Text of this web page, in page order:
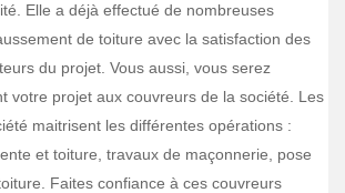
Elle a déjà effectué de nombreuses
de toiture avec la satisfaction des
du projet. Vous aussi, vous serez
votre projet aux couvreurs de la société. Les
maitrisent les différentes opérations :
et toiture, travaux de maçonnerie, pose
Faites confiance à ces couvreurs